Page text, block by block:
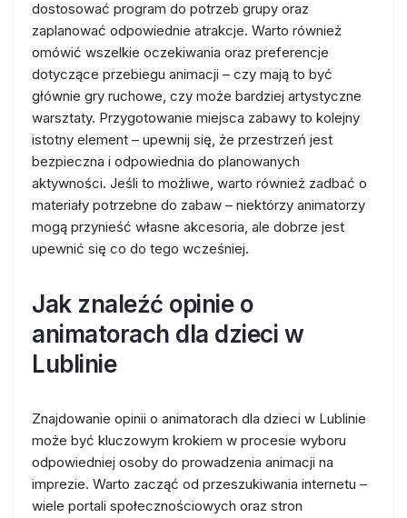
dostosować program do potrzeb grupy oraz
zaplanować odpowiednie atrakcje. Warto również
omówić wszelkie oczekiwania oraz preferencje
dotyczące przebiegu animacji – czy mają to być
głównie gry ruchowe, czy może bardziej artystyczne
warsztaty. Przygotowanie miejsca zabawy to kolejny
istotny element – upewnij się, że przestrzeń jest
bezpieczna i odpowiednia do planowanych
aktywności. Jeśli to możliwe, warto również zadbać o
materiały potrzebne do zabaw – niektórzy animatorzy
mogą przynieść własne akcesoria, ale dobrze jest
upewnić się co do tego wcześniej.
Jak znaleźć opinie o
animatorach dla dzieci w
Lublinie
Znajdowanie opinii o animatorach dla dzieci w Lublinie
może być kluczowym krokiem w procesie wyboru
odpowiedniej osoby do prowadzenia animacji na
imprezie. Warto zacząć od przeszukiwania internetu –
wiele portali społecznościowych oraz stron